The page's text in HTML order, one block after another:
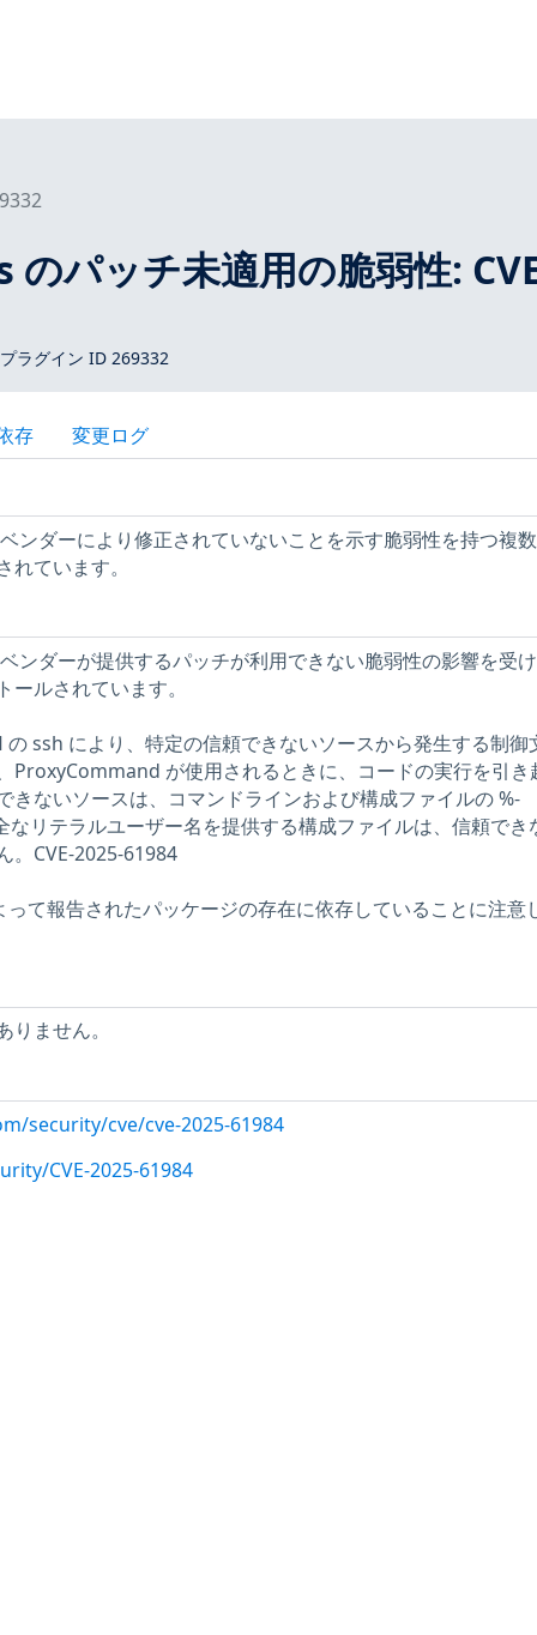
パッチ未適用の脆弱性:
ラグイン ID 269332
存 変更ログ
ンダーにより修正されていないことを示す脆弱性を持つ複
ています。
ンダーが提供するパッチが利用できない脆弱性の影響を受
ルされています。
の ssh により、特定の信頼できないソースから発生する制御
ProxyCommand が使用されるときに、コードの実行を引き
きないソースは、コマンドラインおよび構成ファイルの %-
リテラルユーザー名を提供する構成ファイルは、信頼でき
。CVE-2025-61984
て報告されたパッケージの存在に依存していることに注意
ません。
security/cve/cve-2025-61984
CVE-2025-61984